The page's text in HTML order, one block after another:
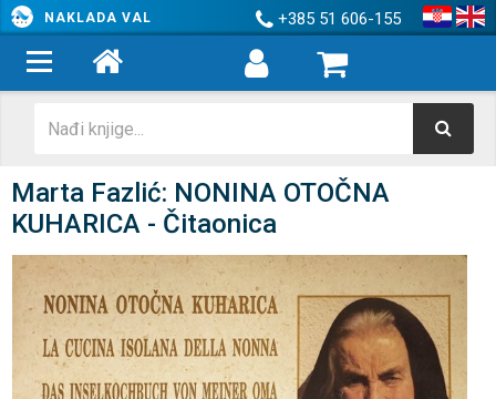
NAKLADA VAL +385 51 606-155
Marta Fazlić: NONINA OTOČNA
KUHARICA - Čitaonica